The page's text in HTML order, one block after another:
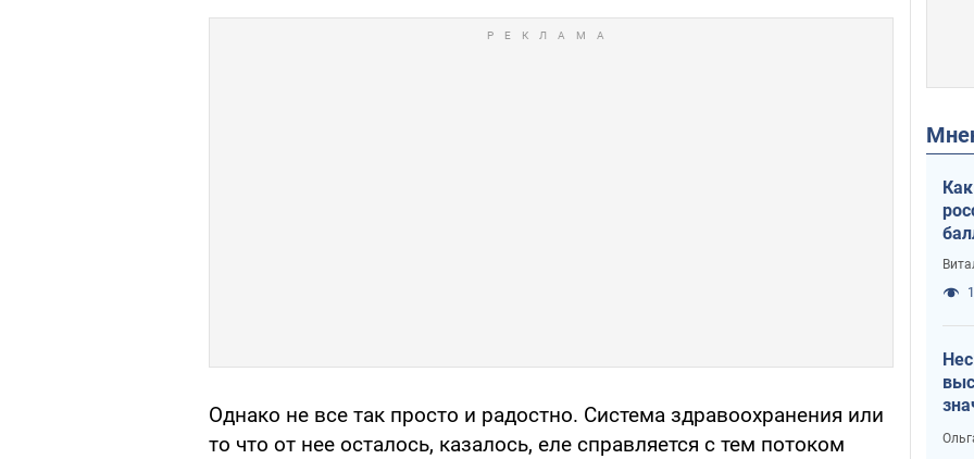
Однако не все так просто и радостно. Система здравоохранения или
то что от нее осталось, казалось, еле справляется с тем потоком